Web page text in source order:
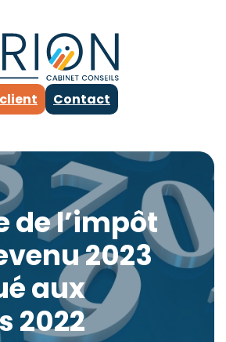
Contact
de l’impôt
2023
aux
2022